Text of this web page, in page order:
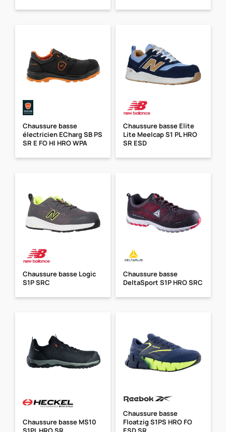
Chaussure basse
électricien ECharg SB PS
SR E FO HI HRO WPA
Chaussure basse Elite
Lite Meelcap S1 PL HRO
SR ESD
Chaussure basse Logic
S1P SRC
Chaussure basse
DeltaSport S1P HRO SRC
Chaussure basse MS10
Chaussure basse
Floatzig S1PS HRO FO